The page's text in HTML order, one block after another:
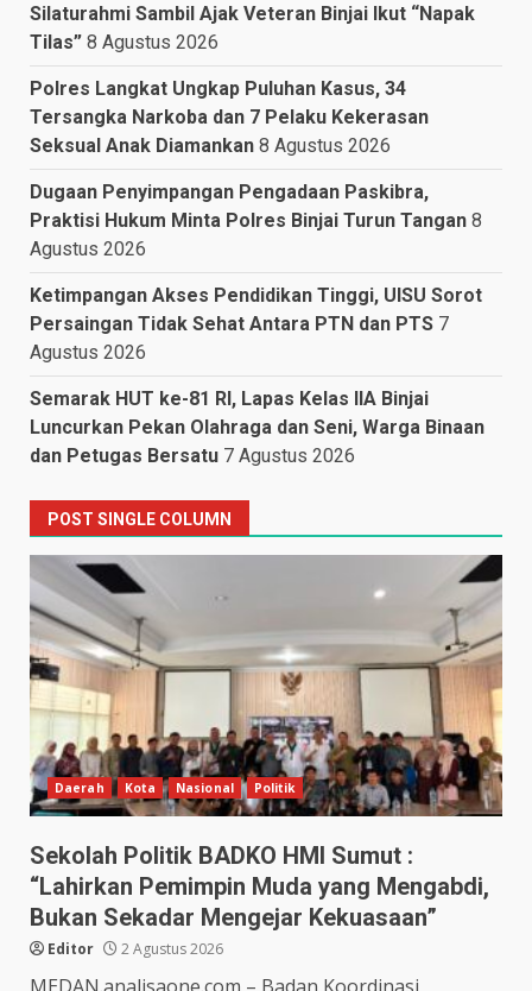
Silaturahmi Sambil Ajak Veteran Binjai Ikut “Napak
Tilas” 8 Agustus 2026
Polres Langkat Ungkap Puluhan Kasus, 34
Tersangka Narkoba dan 7 Pelaku Kekerasan
Seksual Anak Diamankan 8 Agustus 2026
Dugaan Penyimpangan Pengadaan Paskibra,
Praktisi Hukum Minta Polres Binjai Turun Tangan 8
Agustus 2026
Ketimpangan Akses Pendidikan Tinggi, UISU Sorot
Persaingan Tidak Sehat Antara PTN dan PTS 7
Agustus 2026
Semarak HUT ke-81 RI, Lapas Kelas IIA Binjai
Luncurkan Pekan Olahraga dan Seni, Warga Binaan
dan Petugas Bersatu 7 Agustus 2026
POST SINGLE COLUMN
Daerah Kota Nasional Politik
Sekolah Politik BADKO HMI Sumut :
“Lahirkan Pemimpin Muda yang Mengabdi,
Bukan Sekadar Mengejar Kekuasaan”
Editor 2 Agustus 2026